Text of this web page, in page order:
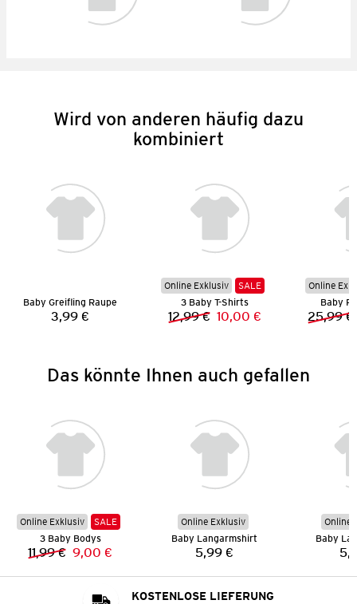
Wird von anderen häufig dazu
kombiniert
Baby Greifling Raupe
Preis:
3,99 €
Online Exklusiv
SALE
3 Baby T-Shirts
Vorheriger Preis:
12,99 € Neuer Preis:
10,00 €
Online
Baby
25,99 €
Das könnte Ihnen auch gefallen
Online Exklusiv
SALE
3 Baby Bodys
Vorheriger Preis:
11,99 € Neuer Preis:
9,00 €
Online Exklusiv
Baby Langarmshirt
Preis:
5,99 €
Online
Baby
KOSTENLOSE LIEFERUNG